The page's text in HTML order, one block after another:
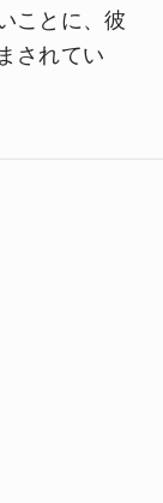
ことに、彼
されてい